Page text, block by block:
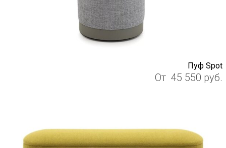
Пуф Spot
От 45 550 руб.